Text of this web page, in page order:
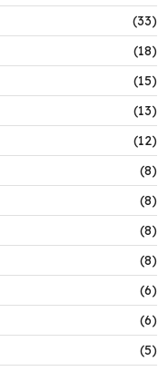
(33)
(18)
(15)
(13)
(12)
(8)
(8)
(8)
(8)
(6)
(6)
(5)